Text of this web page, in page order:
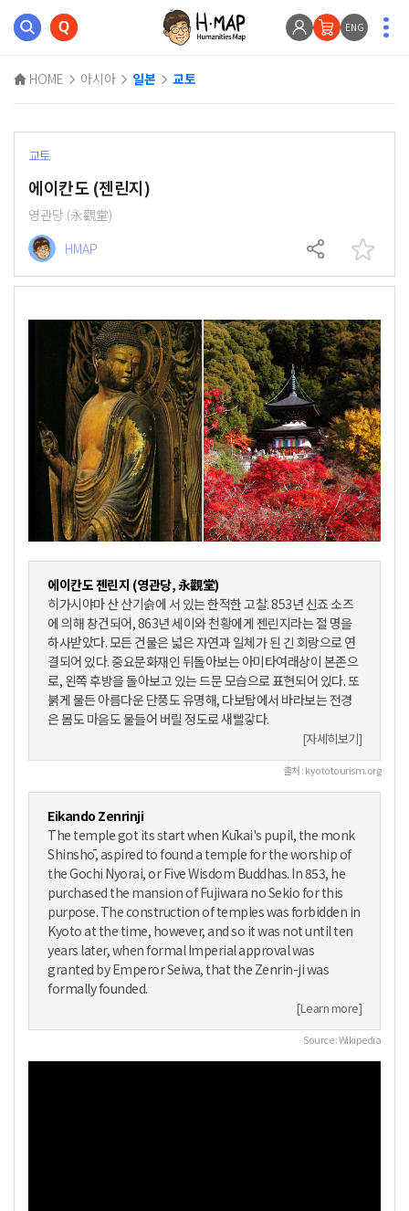
ENG
HOME 아시아 일본 교토
교토
에이칸도 (젠린지)
영관당 (永觀堂)
HMAP
에이칸도 젠린지 (영관당, 永觀堂)
히가시야마 산 산기슭에 서 있는 한적한 고찰. 853년 신죠 소즈
에 의해 창건되어, 863년 세이와 천황에게 젠린지라는 절 명을
하사받았다. 모든 건물은 넓은 자연과 일체가 된 긴 회랑으로 연
결되어 있다. 중요문화재인 뒤돌아보는 아미타여래상이 본존으
로, 왼쪽 후방을 돌아보고 있는 드문 모습으로 표현되어 있다. 또
붉게 물든 아름다운 단풍도 유명해, 다보탑에서 바라보는 전경
은 몸도 마음도 물들어 버릴 정도로 새빨갛다.
[자세히보기]
출처 : kyototourism.org
Eikando Zenrinji
The temple got its start when Kūkai's pupil, the monk
Shinshō, aspired to found a temple for the worship of
the Gochi Nyorai, or Five Wisdom Buddhas. In 853, he
purchased the mansion of Fujiwara no Sekio for this
purpose. The construction of temples was forbidden in
Kyoto at the time, however, and so it was not until ten
years later, when formal Imperial approval was
granted by Emperor Seiwa, that the Zenrin-ji was
formally founded.
[Learn more]
Source : Wikipedia